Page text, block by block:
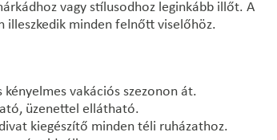
vagy stílusodhoz leginkább illőt. A
illeszkedik minden felnőtt viselőhöz.
kényelmes vakációs szezonon át.
üzenettel ellátható.
kiegészítő minden téli ruházathoz.